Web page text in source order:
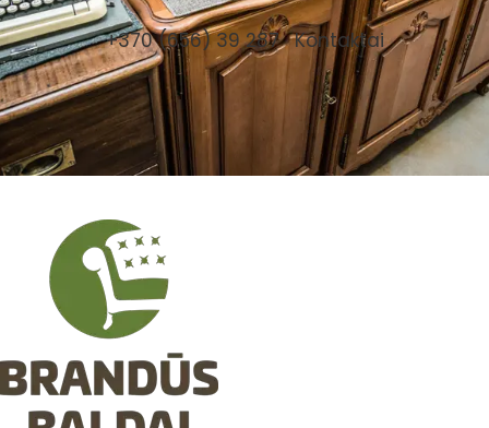
+370 (656) 39 287 Kontaktai